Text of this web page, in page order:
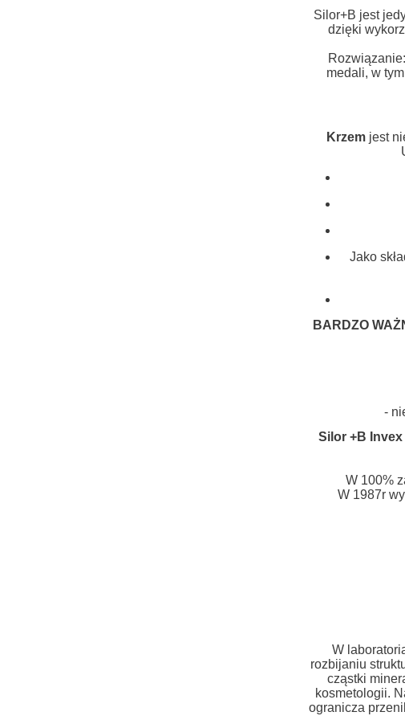
Silor+B jest
dzięki
medali, w
Krzem jest
Jako
BARDZO
-
Silor +B
W 100%
W 1987r
W
rozbijaniu
cząstki
kosmetologii.
ogranicza